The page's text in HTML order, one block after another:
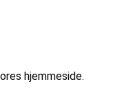
hjemmeside.